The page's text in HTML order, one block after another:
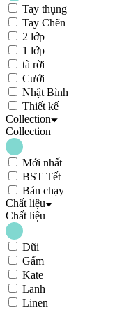
Tay thụng
Tay Chẽn
2 lớp
1 lớp
tà rời
Cưới
Nhật Bình
Thiết kế
Collection
Collection
Mới nhất
BST Tết
Bán chạy
Chất liệu
Chất liệu
Đũi
Gấm
Kate
Lanh
Linen